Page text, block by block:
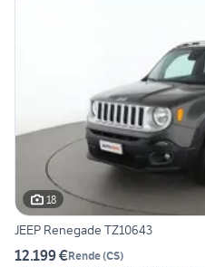
18
JEEP Renegade TZ10643
12.199 €Rende(CS)